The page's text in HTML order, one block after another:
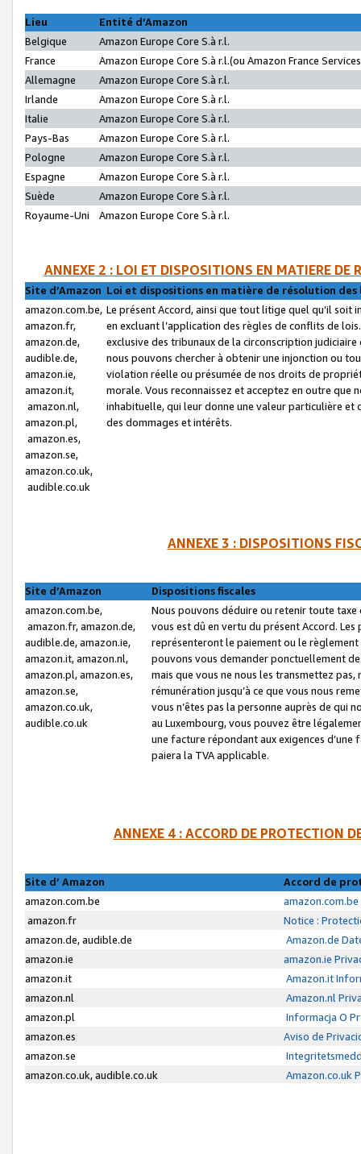
Lieu
Entité d’Amazon
Belgique
Amazon Europe Core S.à r.l.
France
Amazon Europe Core S.à r.l.(ou Amazon France
Allemagne
Amazon Europe Core S.à r.l.
Irlande
Amazon Europe Core S.à r.l.
Italie
Amazon Europe Core S.à r.l.
Pays-Bas
Amazon Europe Core S.à r.l.
Pologne
Amazon Europe Core S.à r.l.
Espagne
Amazon Europe Core S.à r.l.
Suède
Amazon Europe Core S.à r.l.
Royaume-Uni
Amazon Europe Core S.à r.l.
ANNEXE 2 : LOI ET DISPOSITIONS EN MATIERE DE
Site d’Amazon Loi et dispositions en matière de résolution
amazon.com.be,
amazon.fr,
amazon.de,
audible.de,
amazon.ie,
amazon.it,
amazon.nl,
amazon.pl,
amazon.es,
amazon.se,
amazon.co.uk,
audible.co.uk
Le présent Accord, ainsi que tout litige quel qu’il soit
en excluant l’application des règles de conflits de
exclusive des tribunaux de la circonscription
nous pouvons chercher à obtenir une injonction ou
violation réelle ou présumée de nos droits de
morale. Vous reconnaissez et acceptez en outre que
inhabituelle, qui leur donne une valeur particulière
des dommages et intérêts.
ANNEXE 3 : DISPOSITIONS
Site d’Amazon
Dispositions fiscales
amazon.com.be,
amazon.fr, amazon.de,
audible.de, amazon.ie,
amazon.it, amazon.nl,
amazon.pl, amazon.es,
amazon.se,
amazon.co.uk,
audible.co.uk
Nous pouvons déduire ou retenir toute
vous est dû en vertu du présent Accord.
représenteront le paiement ou le
pouvons vous demander ponctuellement
mais que vous ne nous les transmettez
rémunération jusqu’à ce que vous nous
vous n’êtes pas la personne auprès de qui
au Luxembourg, vous pouvez être
une facture répondant aux exigences
paiera la TVA applicable.
ANNEXE 4 : ACCORD DE PROTECTION
Site d’ Amazon
Accord de
amazon.com.be
amazon.fr
Notice :
amazon.de, audible.de
Amazon.de
amazon.ie
amazon.ie
amazon.it
Amazon.it
amazon.nl
Amazon.nl
amazon.pl
Informacja O
amazon.es
Aviso de
amazon.se
amazon.co.uk, audible.co.uk
Amazon.co.uk